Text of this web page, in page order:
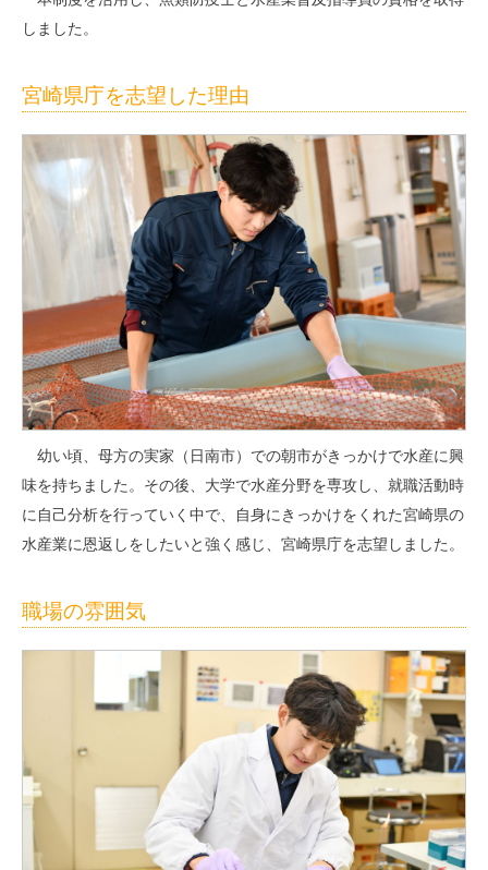
しました。
宮崎県庁を志望した理由
幼い頃、母方の実家（日南市）での朝市がきっかけで水産に興
味を持ちました。その後、大学で水産分野を専攻し、就職活動時
に自己分析を行っていく中で、自身にきっかけをくれた宮崎県の
水産業に恩返しをしたいと強く感じ、宮崎県庁を志望しました。
職場の雰囲気